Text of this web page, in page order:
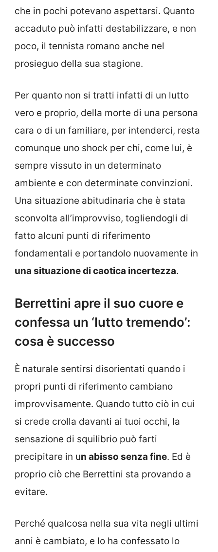
che in pochi potevano aspettarsi. Quanto
accaduto può infatti destabilizzare, e non
poco, il tennista romano anche nel
prosieguo della sua stagione.
Per quanto non si tratti infatti di un lutto
vero e proprio, della morte di una persona
cara o di un familiare, per intenderci, resta
comunque uno shock per chi, come lui, è
sempre vissuto in un determinato
ambiente e con determinate convinzioni.
Una situazione abitudinaria che è stata
sconvolta all’improvviso, togliendogli di
fatto alcuni punti di riferimento
fondamentali e portandolo nuovamente in
una situazione di caotica incertezza.
Berrettini apre il suo cuore e
confessa un ‘lutto tremendo’:
cosa è successo
È naturale sentirsi disorientati quando i
propri punti di riferimento cambiano
improvvisamente. Quando tutto ciò in cui
si crede crolla davanti ai tuoi occhi, la
sensazione di squilibrio può farti
precipitare in un abisso senza fine. Ed è
proprio ciò che Berrettini sta provando a
evitare.
Perché qualcosa nella sua vita negli ultimi
anni è cambiato, e lo ha confessato lo